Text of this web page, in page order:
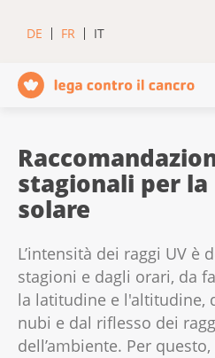
DE FR IT
stagionali per
solare
L’intensità dei raggi UV è
stagioni e dagli orari, da
la latitudine e l'altitudine,
nubi e dal riflesso dei
dell’ambiente. Per